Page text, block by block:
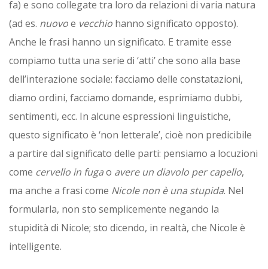
fa) e sono collegate tra loro da relazioni di varia natura
(ad es. nuovoe vecchio hanno significato opposto).
Anche le frasi hanno un significato. E tramite esse
compiamo tutta una serie di ‘atti’ che sono alla base
dell’interazione sociale: facciamo delle constatazioni,
diamo ordini, facciamo domande, esprimiamo dubbi,
sentimenti, ecc. In alcune espressioni linguistiche,
questo significato è ‘non letterale’, cioè non predicibile
a partire dal significato delle parti: pensiamo a locuzioni
come cervello in fugao avere un diavolo per capello,
ma anche a frasi come Nicole non è una stupida. Nel
formularla, non sto semplicemente negando la
stupidità di Nicole; sto dicendo, in realtà, che Nicole è
intelligente.